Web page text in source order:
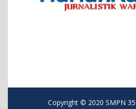
Copyright © 2020 SMPN